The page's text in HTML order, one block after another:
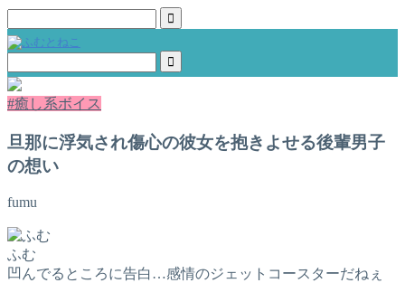
#癒し系ボイス
旦那に浮気され傷心の彼女を抱きよせる後輩男子
の想い
fumu
ふむ
凹んでるところに告白…感情のジェットコースターだねぇ